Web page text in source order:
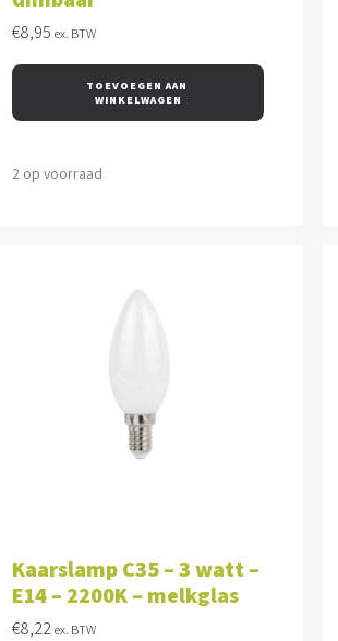
€8,95 ex. BTW
TOEVOEGEN AAN
WINKELWAGEN
2 op voorraad
Kaarslamp C35 – 3 watt –
E14 – 2200K – melkglas
€8,22 ex. BTW